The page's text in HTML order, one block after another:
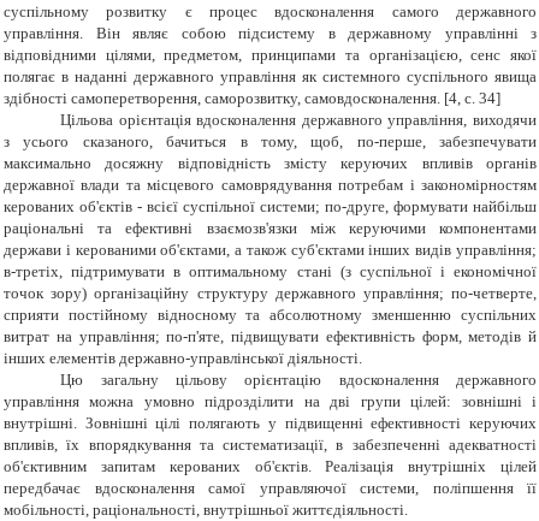
суспільному розвитку є процес вдосконалення самого державного
управління. Він являє собою підсистему в державному управлінні з
відповідними цілями, предметом, принципами та організацією, сенс якої
полягає в наданні державного управління як системного суспільного явища
здібності самоперетворення, саморозвитку, самовдосконалення. [4, c. 34]
Цільова орієнтація вдосконалення державного управління, виходячи
з усього сказаного, бачиться в тому, щоб, по-перше, забезпечувати
максимально досяжну відповідність змісту керуючих впливів органів
державної влади та місцевого самоврядування потребам і закономірностям
керованих об'єктів - всієї суспільної системи; по-друге, формувати найбільш
раціональні та ефективні взаємозв'язки між керуючими компонентами
держави і керованими об'єктами, а також суб'єктами інших видів управління;
в-третіх, підтримувати в оптимальному стані (з суспільної і економічної
точок зору) організаційну структуру державного управління; по-четверте,
сприяти постійному відносному та абсолютному зменшенню суспільних
витрат на управління; по-п'яте, підвищувати ефективність форм, методів й
інших елементів державно-управлінської діяльності.
Цю загальну цільову орієнтацію вдосконалення державного
управління можна умовно підрозділити на дві групи цілей: зовнішні і
внутрішні. Зовнішні цілі полягають у підвищенні ефективності керуючих
впливів, їх впорядкування та систематизації, в забезпеченні адекватності
об'єктивним запитам керованих об'єктів. Реалізація внутрішніх цілей
передбачає вдосконалення самої управляючої системи, поліпшення її
мобільності, раціональності, внутрішньої життєдіяльності.